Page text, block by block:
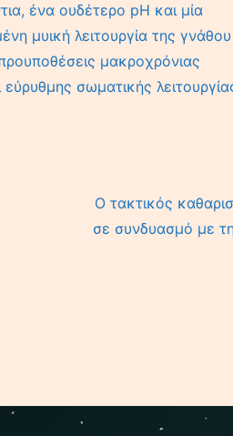
ένα ουδέτερο pH και μία
μυική λειτουργία της γνάθου
μακροχρόνιας
εύρυθμης σωματικής
Ο τακτικός
σε συνδυασμό με